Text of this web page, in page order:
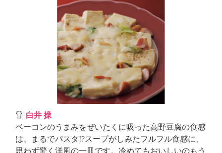
白井 操
ベーコンのうまみをぜいたくに吸った高野豆腐の食感
は、まるでパスタ!?スープがしみたフルフル食感に、
思わず驚く洋風の一皿です。冷めてもおいしいのもう